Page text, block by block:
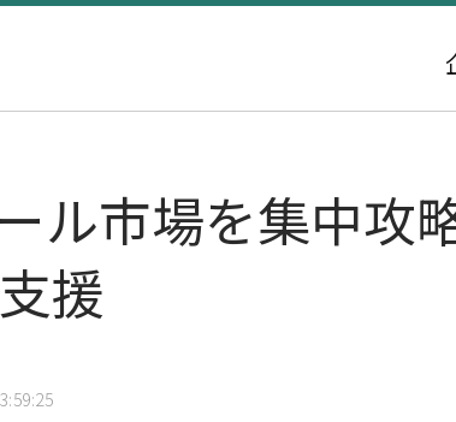
ル市場を集中攻
援